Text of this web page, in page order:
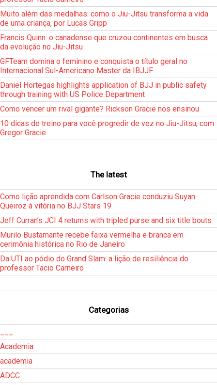
Muito além das medalhas: como o Jiu-Jitsu transforma a vida
de uma criança, por Lucas Gripp
Francis Quinn: o canadense que cruzou continentes em busca
da evolução no Jiu-Jitsu
GFTeam domina o feminino e conquista o título geral no
Internacional Sul-Americano Master da IBJJF
Daniel Hortegas highlights application of BJJ in public safety
through training with US Police Department
Como vencer um rival gigante? Rickson Gracie nos ensinou
10 dicas de treino para você progredir de vez no Jiu-Jitsu, com
Gregor Gracie
The latest
Como lição aprendida com Carlson Gracie conduziu Suyan
Queiroz à vitória no BJJ Stars 19
Jeff Curran’s JCI 4 returns with tripled purse and six title bouts
Murilo Bustamante recebe faixa vermelha e branca em
cerimônia histórica no Rio de Janeiro
Da UTI ao pódio do Grand Slam: a lição de resiliência do
professor Tacio Carneiro
Categorias
Academia
academia
ADCC